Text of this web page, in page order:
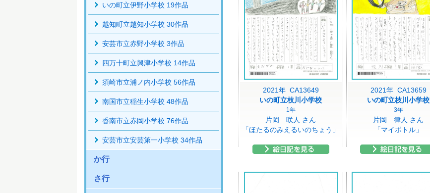
2021年 CA13649
いの町立枝川小学校
1年
片岡 咲人 さん
「ほたるのみえるいのちょう」
2021年 CA13659
いの町立枝川小学校
3年
片岡 律人 さん
「マイボトル」
いの町立伊野小学校 19作品
越知町立越知小学校 30作品
安芸市立赤野小学校 3作品
四万十町立興津小学校 14作品
須崎市立浦ノ内小学校 56作品
南国市立稲生小学校 48作品
香南市立赤岡小学校 76作品
安芸市立安芸第一小学校 34作品
か行
さ行